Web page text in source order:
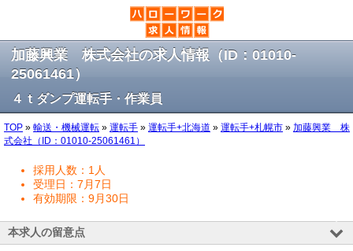
加藤興業 株式会社の求人情報（ID：01010-
25061461）
４ｔダンプ運転手・作業員
TOP » 輸送・機械運転 » 運転手 » 運転手+北海道 » 運転手+札幌市 » 加藤興業 株
式会社（ID：01010-25061461）
採用人数：1人
受理日：7月7日
有効期限：9月30日
本求人の留意点